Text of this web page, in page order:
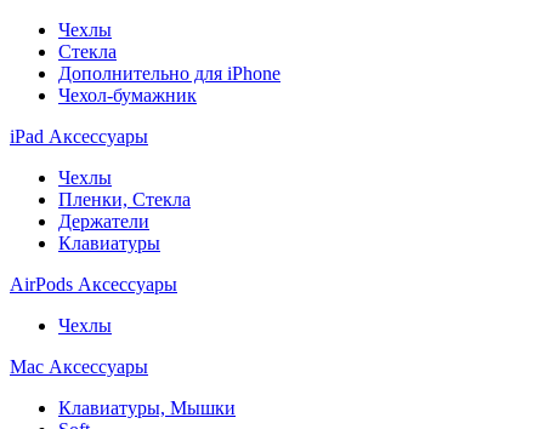
Чехлы
Стекла
Дополнительно для iPhone
Чехол-бумажник
iPad Аксессуары
Чехлы
Пленки, Стекла
Держатели
Клавиатуры
AirPods Аксессуары
Чехлы
Mac Аксессуары
Клавиатуры, Мышки